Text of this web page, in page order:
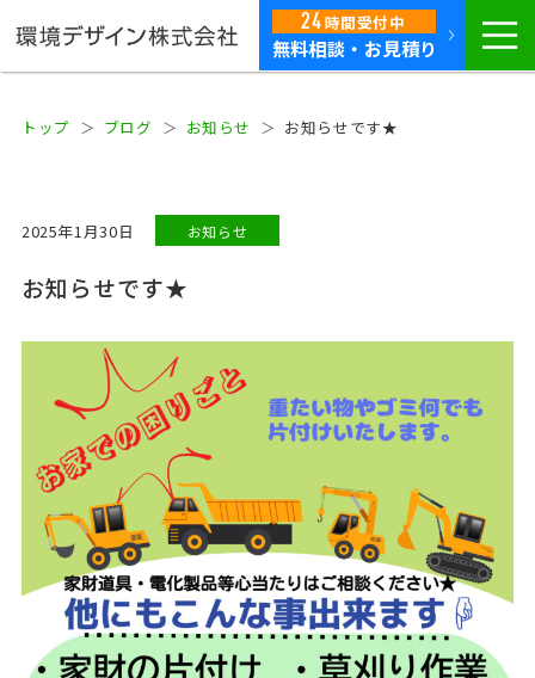
24時間受付中
無料相談・お見積り
トップ ブログ お知らせ お知らせです★
2025年1月30日 お知らせ
お知らせです★